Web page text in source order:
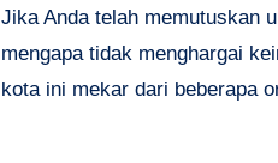
Jika Anda telah memutuskan
mengapa tidak menghargai
kota ini mekar dari beberapa